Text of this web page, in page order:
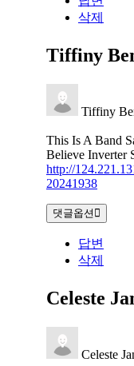
삭제
Tiffiny
Tiffiny
This Is A Band
Believe Inverter
http://
20241938
댓글옵션
답변
삭제
Celeste
Celeste